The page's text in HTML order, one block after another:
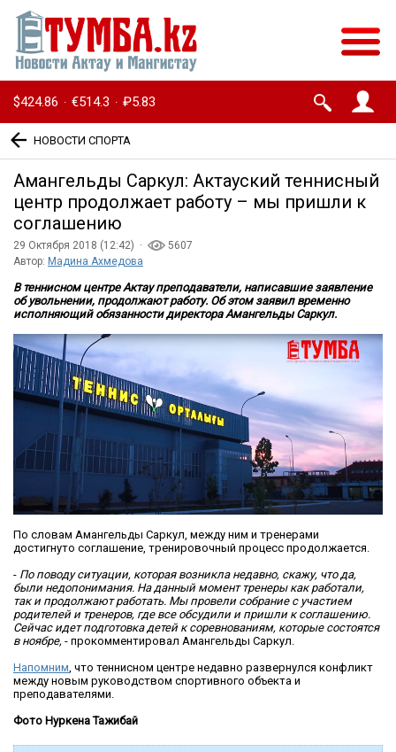
$424.86 · €514.3 · ₽5.83
НОВОСТИ СПОРТА
Амангельды Саркул: Актауский теннисный
центр продолжает работу – мы пришли к
соглашению
29 Октября 2018 (12:42) ·
5607
Автор: Мадина Ахмедова
В теннисном центре Актау преподаватели, написавшие заявление
об увольнении, продолжают работу. Об этом заявил временно
исполняющий обязанности директора Амангельды Саркул.
По словам Амангельды Саркул, между ним и тренерами
достигнуто соглашение, тренировочный процесс продолжается.
- По поводу ситуации, которая возникла недавно, скажу, что да,
были недопонимания. На данный момент тренеры как работали,
так и продолжают работать. Мы провели собрание с участием
родителей и тренеров, где все обсудили и пришли к соглашению.
Сейчас идет подготовка детей к соревнованиям, которые состоятся
в ноябре, - прокомментировал Амангельды Саркул.
Напомним , что теннисном центре недавно развернулся конфликт
между новым руководством спортивного объекта и
преподавателями.
Фото Нуркена Тажибай